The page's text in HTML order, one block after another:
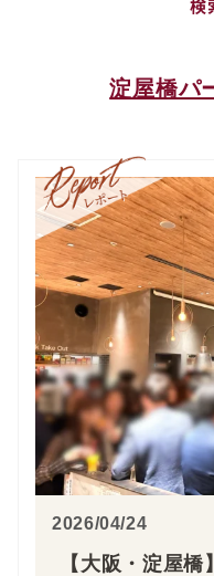
検
淀屋橋パ
2026/04/24
【大阪・淀屋